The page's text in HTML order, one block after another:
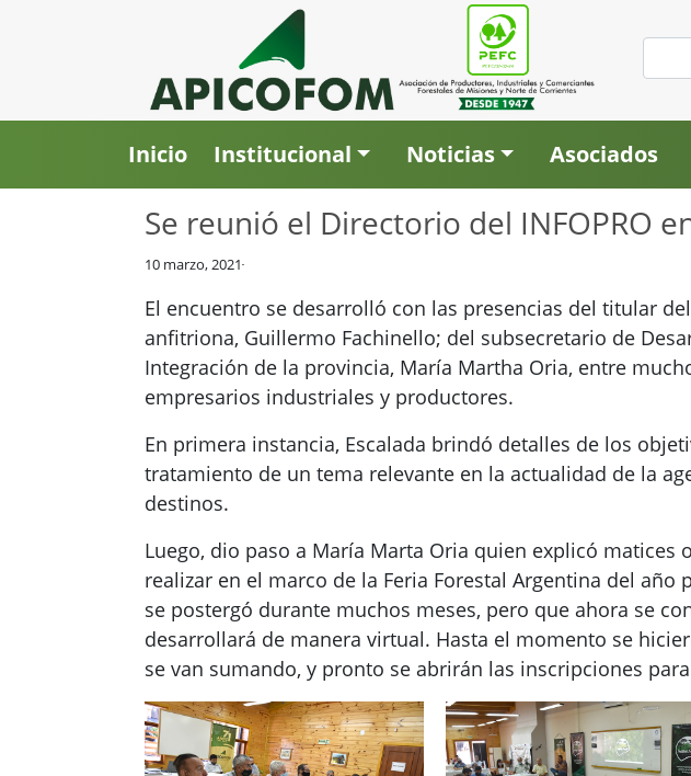
Inicio Institucional Noticias Asociados
Se reunió el Directorio del INFOPRO
10 marzo, 2021
El encuentro se desarrolló con las presencias del titular
anfitriona, Guillermo Fachinello; del subsecretario de
Integración de la provincia, María Martha Oria, entre
empresarios industriales y productores.
En primera instancia, Escalada brindó detalles de los
tratamiento de un tema relevante en la actualidad de la
destinos.
Luego, dio paso a María Marta Oria quien explicó matices
realizar en el marco de la Feria Forestal Argentina del
se postergó durante muchos meses, pero que ahora se
desarrollará de manera virtual. Hasta el momento se
se van sumando, y pronto se abrirán las inscripciones